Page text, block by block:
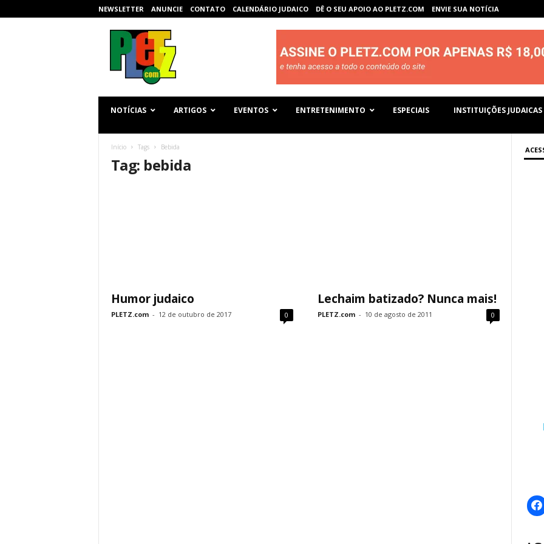
NEWSLETTER ANUNCIE CONTATO CALENDÁRIO JUDAICO DÊ O SEU APOIO AO PLETZ.COM ENVIE SUA NOTÍCIA
NOTÍCIAS ARTIGOS EVENTOS ENTRETENIMENTO ESPECIAIS INSTITUIÇÕES JUDAICAS
Início Tags Bebida
Tag: bebida
Humor judaico
PLETZ.com - 12 de outubro de 2017 0
Lechaim batizado? Nunca mais!
PLETZ.com - 10 de agosto de 2011 0